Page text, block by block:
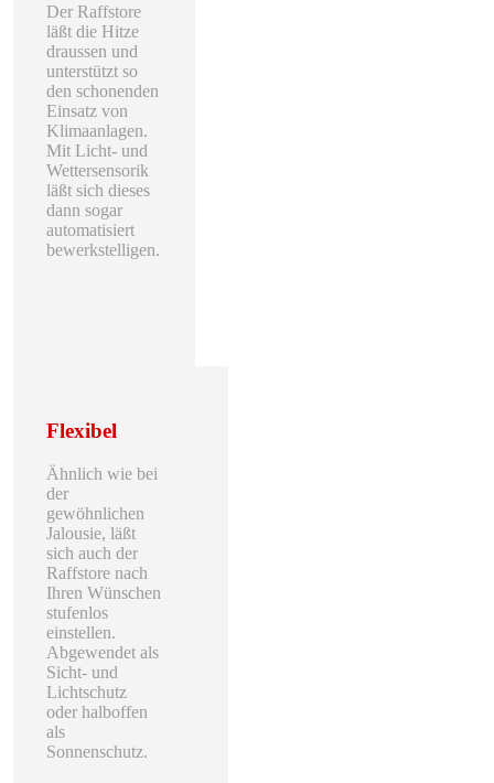
Der Raffstore
läßt die Hitze
draussen und
unterstützt so
den schonenden
Einsatz von
Klimaanlagen.
Mit Licht- und
Wettersensorik
läßt sich dieses
dann sogar
automatisiert
bewerkstelligen.
Flexibel
Ähnlich wie bei
der
gewöhnlichen
Jalousie, läßt
sich auch der
Raffstore nach
Ihren Wünschen
stufenlos
einstellen.
Abgewendet als
Sicht- und
Lichtschutz
oder halboffen
als
Sonnenschutz.